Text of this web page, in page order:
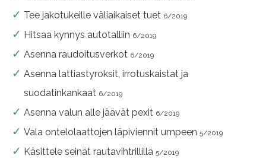
Tee jakotukeille väliaikaiset tuet 6/2019
Hitsaa kynnys autotalliin 6/2019
Asenna raudoitusverkot 6/2019
Asenna lattiastyroksit, irrotuskaistat ja
suodatinkankaat 6/2019
Asenna valun alle jäävät pexit 6/2019
Vala ontelolaattojen läpiviennit umpeen 5/2019
Käsittele seinät rautavihtrillillä 5/2019